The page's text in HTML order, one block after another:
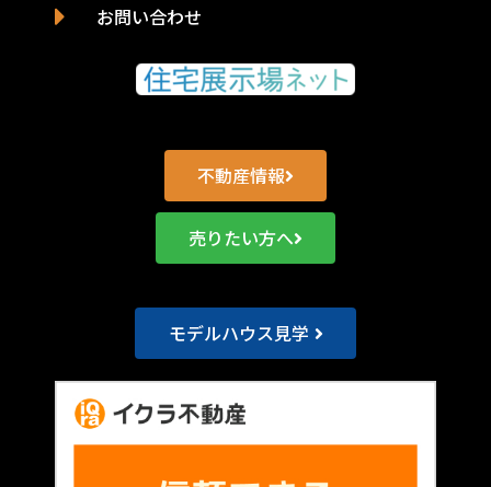
お問い合わせ
不動産情報
売りたい方へ
モデルハウス見学